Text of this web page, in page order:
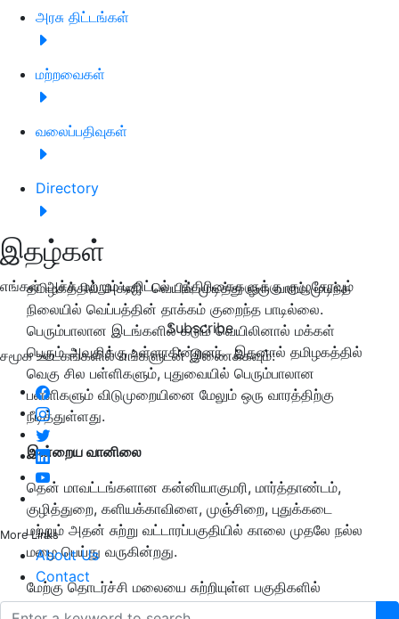
அரசு திட்டங்கள்
மற்றவைகள்
வலைப்பதிவுகள்
Directory
இதழ்கள்
எங்கள் அச்சு மற்றும் டிஜிட்டல் பத்திரிகைகளுக்கு குழுசேரவும்
Subscribe
சமூக ஊடகங்களில் எங்களுடன் இணைக்கவும்:
More Links
About Us
Contact
தமிழகத்தில் அக்னி வெயில் முடித்து ஒரு வாரம் முடிந்த
நிலையில் வெப்பத்தின் தாக்கம் குறைந்த பாடில்லை.
பெரும்பாலான இடங்களில் கடும் வெயிலினால் மக்கள்
பெரும் அவதிக்கு உள்ளாகின்றனர். இதனால் தமிழகத்தில்
வெகு சில பள்ளிகளும், புதுவையில் பெரும்பாலான
பள்ளிகளும் விடுமுறையினை மேலும் ஒரு வாரத்திற்கு
நீடித்துள்ளது.
இன்றைய வானிலை
தென் மாவட்டங்களான கன்னியாகுமரி, மார்த்தாண்டம்,
குழித்துறை, களியக்காவிளை, முஞ்சிறை, புதுக்கடை
மற்றும் அதன் சுற்று வட்டாரப்பகுதியில் காலை முதலே நல்ல
மழை பெய்து வருகின்றது.
மேற்கு தொடர்ச்சி மலையை சுற்றியுள்ள பகுதிகளில்
வெப்பச்சலனம் காரணமாக ஆங்காங்கே நல்ல மழை பெய்து